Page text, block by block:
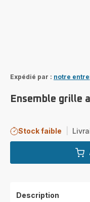
Expédié par : notre
Ensemble grille
Stock faible
Description